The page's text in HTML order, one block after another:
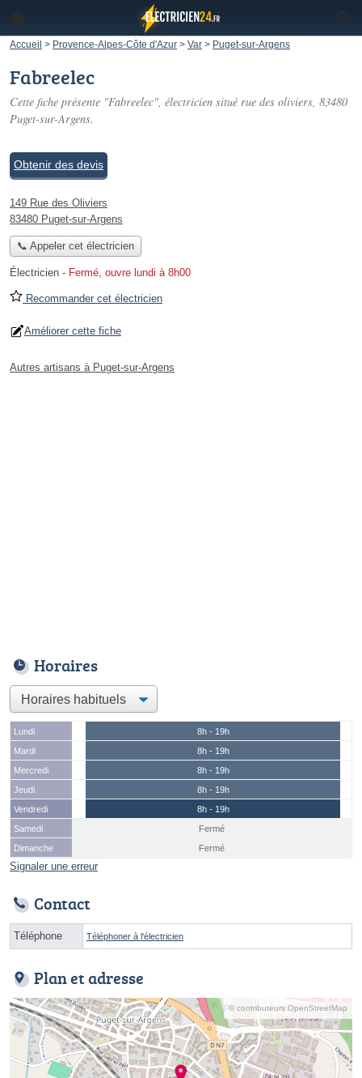
Accueil > Provence-Alpes-Côte d'Azur > Var > Puget-sur-Argens
Fabreelec
Cette fiche présente "Fabreelec", électricien situé rue des oliviers, 83480
Puget-sur-Argens.
Obtenir des devis
149 Rue des Oliviers
83480 Puget-sur-Argens
📞 Appeler cet électricien
Électricien - Fermé, ouvre lundi à 8h00
Recommander cet électricien
Améliorer cette fiche
Autres artisans à Puget-sur-Argens
Horaires
Lundi
8h - 19h
Mardi
8h - 19h
Mercredi
8h - 19h
Jeudi
8h - 19h
Vendredi
8h - 19h
Samedi
Fermé
Dimanche
Fermé
Signaler une erreur
Contact
Téléphone Téléphoner à l'électricien
Plan et adresse
© contributeurs OpenStreetMap